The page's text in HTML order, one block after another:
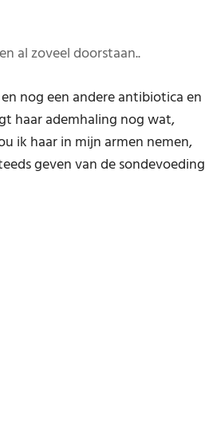
al zoveel doorstaan..
nog een andere antibiotica en
haar ademhaling nog wat,
ik haar in mijn armen nemen,
geven van de sondevoeding